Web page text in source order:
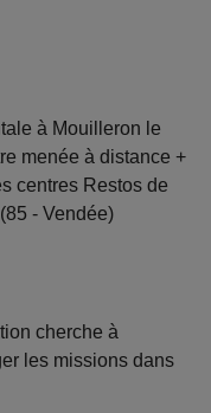
à Mouilleron le
menée à distance +
centres Restos de
- Vendée)
cherche à
les missions dans